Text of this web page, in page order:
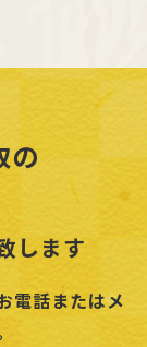
の
します
電話またはメ